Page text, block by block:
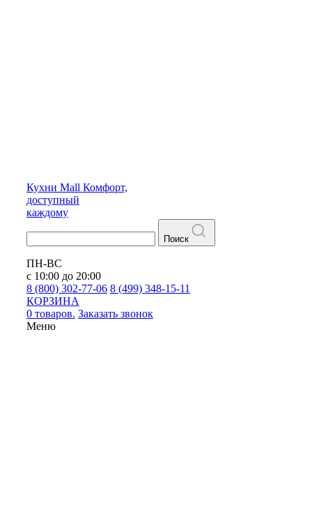
Кухни Mall Комфорт,
доступный
каждому
Поиск
ПН-ВС
с 10:00 до 20:00
8 (800) 302-77-06 8 (499) 348-15-11
КОРЗИНА
0 товаров. Заказать звонок
Меню